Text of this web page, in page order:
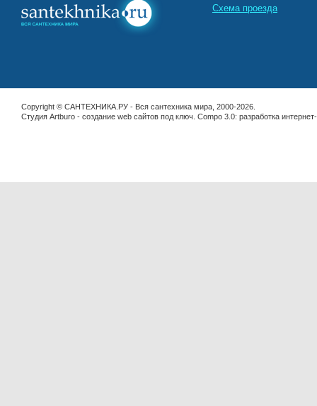
Схема проезда
Copyright © САНТЕХНИКА.РУ - Вся сантехника мира, 2000-2026.
Студия Artburo - cоздание web сайтов под ключ . Compo 3.0: разработка